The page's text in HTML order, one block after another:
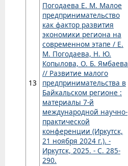
13
Погодаева Е. М. Малое
предпринимательство
как фактор развития
экономики региона на
современном этапе / Е.
М. Погодаева, Н. Ю.
Копылова, О. Б. Ямбаева
// Развитие малого
предпринимательства в
Байкальском регионе :
материалы 7-й
международной научно-
практической
конференции (Иркутск,
21 ноября 2024 г.). -
Иркутск, 2025. - С. 285-
290.